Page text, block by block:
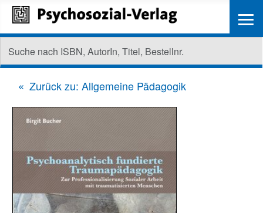
Zurück zu: Allgemeine Pädagogik
≡